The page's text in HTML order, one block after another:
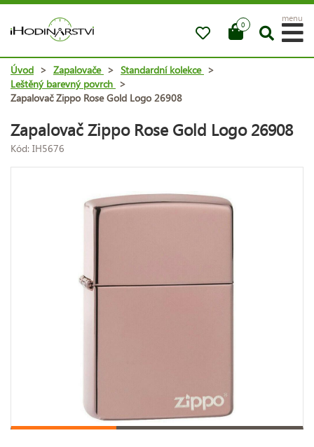
0
menu
Úvod > Zapalovače > Standardní kolekce >
Leštěný barevný povrch >
Zapalovač Zippo Rose Gold Logo 26908
Zapalovač Zippo Rose Gold Logo 26908
Kód: IH5676